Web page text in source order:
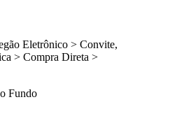
Eletrônico > Convite,
> Compra Direta >
Fundo